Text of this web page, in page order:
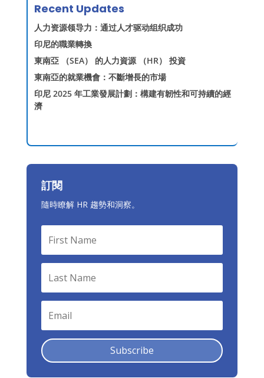
Recent Updates
人力资源领导力：通过人才驱动组织成功
印尼的職業轉換
東南亞 （SEA） 的人力資源 （HR） 投資
東南亞的就業機會：不斷增長的市場
印尼 2025 年工業發展計劃：構建有韌性和可持續的經
濟
訂閱
隨時瞭解 HR 趨勢和洞察。
Subscribe